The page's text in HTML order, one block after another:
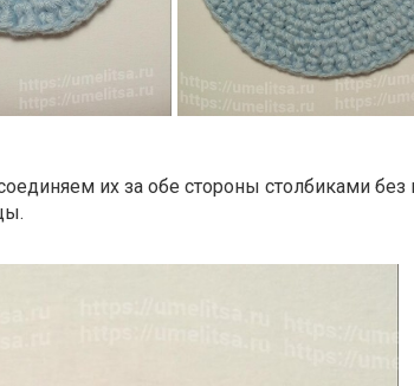
их за обе стороны столбиками без